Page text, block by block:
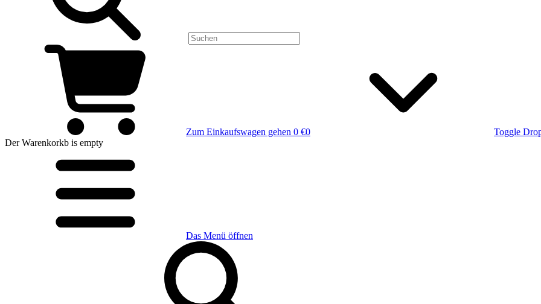
Zum Einkaufswagen gehen 0 €0
Toggle
Der Warenkorkb is empty
Das Menü öffnen